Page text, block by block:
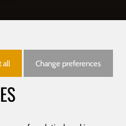
all Change preferences